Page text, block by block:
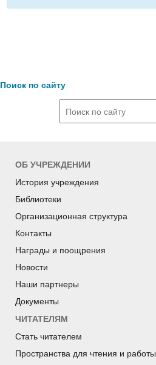
Поиск по сайту
ОБ УЧРЕЖДЕНИИ
История учреждения
Библиотеки
Организационная структура
Контакты
Награды и поощрения
Новости
Наши партнеры
Документы
ЧИТАТЕЛЯМ
Стать читателем
Пространства для чтения и работы